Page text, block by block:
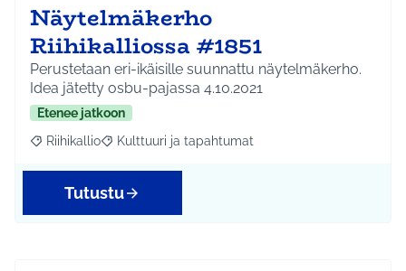
Näytelmäkerho
Riihikalliossa #1851
Perustetaan eri-ikäisille suunnattu näytelmäkerho.
Idea jätetty osbu-pajassa 4.10.2021
Etenee jatkoon
Rajaa tulokset aihepiirin mukaan: Riihikallio
Riihikallio Rajaa tulokset teeman mukaan: Kulttuuri ja
Kulttuuri ja tapahtumat
Tutustu